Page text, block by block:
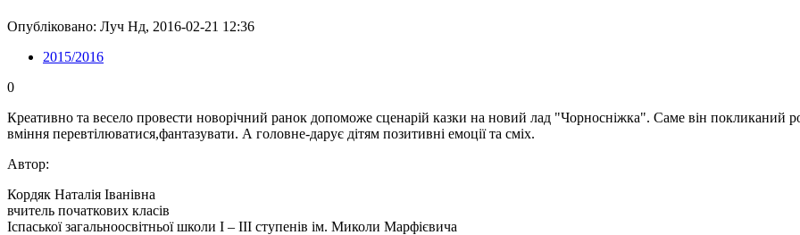
Опубліковано: Луч Нд, 2016-02-21 12:36
2015/2016
0
Креативно та весело провести новорічний ранок допоможе сценарій казки на новий лад "Чорносніжка". Саме він покликаний
вміння перевтілюватися,фантазувати. А головне-дарує дітям позитивні емоції та сміх.
Автор:
Кордяк Наталія Іванівна
вчитель початкових класів
Іспаської загальноосвітньої школи І – ІІІ ступенів ім. Миколи Марфієвича